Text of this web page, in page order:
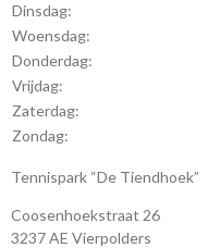
Dinsdag:
Woensdag:
Donderdag:
Vrijdag:
Zaterdag:
Zondag:
Tennispark “De Tiendhoek”
Coosenhoekstraat 26
3237 AE Vierpolders